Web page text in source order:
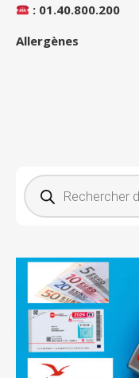
: 01.40.800.200
Allergènes
Recherche de